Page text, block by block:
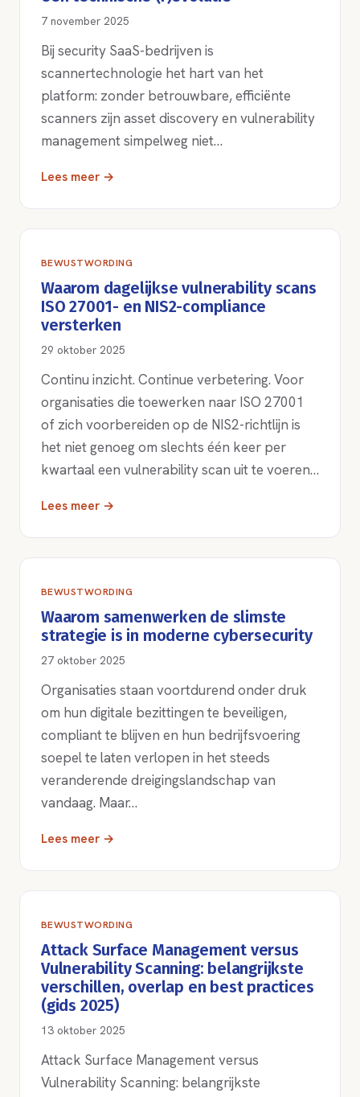
7 november 2025
Bij security SaaS-bedrijven is
scannertechnologie het hart van het
platform: zonder betrouwbare, efficiënte
scanners zijn asset discovery en vulnerability
management simpelweg niet…
Lees meer →
BEWUSTWORDING
Waarom dagelijkse vulnerability scans
ISO 27001- en NIS2-compliance
versterken
29 oktober 2025
Continu inzicht. Continue verbetering. Voor
organisaties die toewerken naar ISO 27001
of zich voorbereiden op de NIS2-richtlijn is
het niet genoeg om slechts één keer per
kwartaal een vulnerability scan uit te voeren…
Lees meer →
BEWUSTWORDING
Waarom samenwerken de slimste
strategie is in moderne cybersecurity
27 oktober 2025
Organisaties staan voortdurend onder druk
om hun digitale bezittingen te beveiligen,
compliant te blijven en hun bedrijfsvoering
soepel te laten verlopen in het steeds
veranderende dreigingslandschap van
vandaag. Maar…
Lees meer →
BEWUSTWORDING
Attack Surface Management versus
Vulnerability Scanning: belangrijkste
verschillen, overlap en best practices
(gids 2025)
13 oktober 2025
Attack Surface Management versus
Vulnerability Scanning: belangrijkste